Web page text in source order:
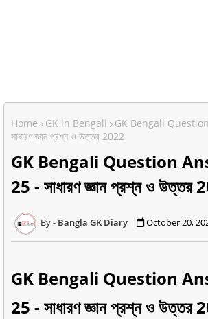
Home GK in Bengali
GK Bengali
সাধারণ জ্ঞান প্রশ্ন ও উত্তর 2022
GK Bengali Question
25 - সাধারণ জ্ঞান প্রশ্ন ও উত্তর
Bangla GK Diary October 20,
GK Bengali Question
25 - সাধারণ জ্ঞান প্রশ্ন ও উত্তর